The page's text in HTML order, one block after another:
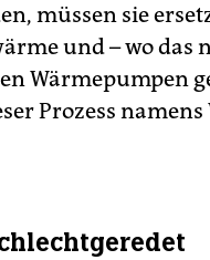
müssen sie
und – wo das
Wärmepumpen
Prozess